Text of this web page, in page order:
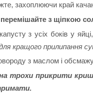
захоплюючи край
з щіпкою
з усіх боків у
кращого прилипання
з маслом і
трохи прикрити